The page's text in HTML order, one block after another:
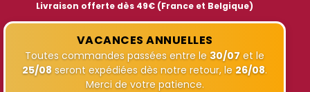
Livraison offerte dès 49€ (France et Belgique)
VACANCES ANNUELLES
Toutes commandes passées entre le 30/07 et le
25/08 seront expédiées dès notre retour, le 26/08.
Merci de votre patience.